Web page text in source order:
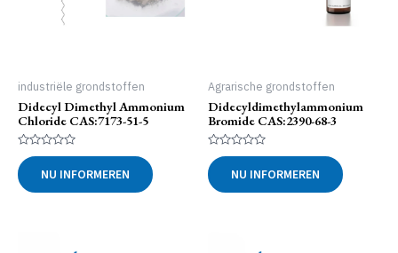
industriële grondstoffen
Didecyl Dimethyl Ammonium
Chloride CAS:7173-51-5
Gewaardeerd
0
uit
5
NU INFORMEREN
Agrarische grondstoffen
Didecyldimethylammonium
Bromide CAS:2390-68-3
Gewaardeerd
0
uit
5
NU INFORMEREN